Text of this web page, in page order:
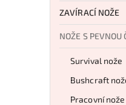
ZAVÍRACÍ NOŽE
NOŽE S PEVNOU
Survival nože
Bushcraft
Pracovní nože